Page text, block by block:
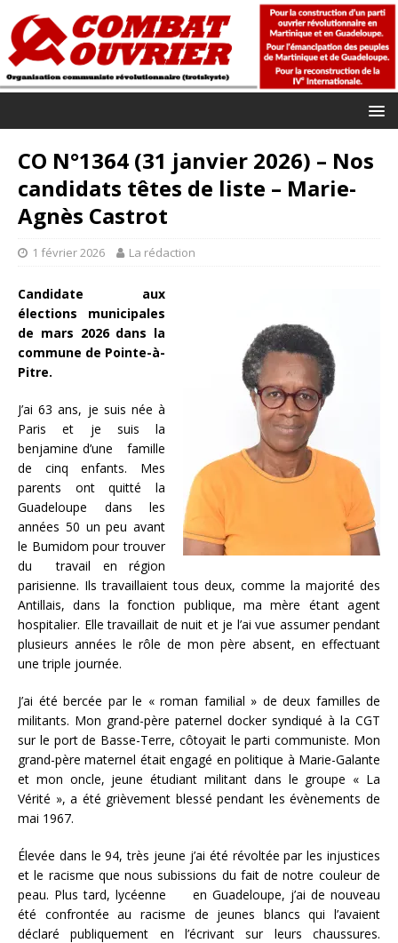
CO N°1364 (31 janvier 2026) – Nos
candidats têtes de liste – Marie-
Agnès Castrot
1 février 2026 La rédaction
Candidate aux
élections municipales
de mars 2026 dans la
commune de Pointe-à-
Pitre.
J’ai 63 ans, je suis née à
Paris et je suis la
benjamine d’une famille
de cinq enfants. Mes
parents ont quitté la
Guadeloupe dans les
années 50 un peu avant
le Bumidom pour trouver
du travail en région
parisienne. Ils travaillaient tous deux, comme la majorité des
Antillais, dans la fonction publique, ma mère étant agent
hospitalier. Elle travaillait de nuit et je l’ai vue assumer pendant
plusieurs années le rôle de mon père absent, en effectuant
une triple journée.
J’ai été bercée par le « roman familial » de deux familles de
militants. Mon grand-père paternel docker syndiqué à la CGT
sur le port de Basse-Terre, côtoyait le parti communiste. Mon
grand-père maternel était engagé en politique à Marie-Galante
et mon oncle, jeune étudiant militant dans le groupe « La
Vérité », a été grièvement blessé pendant les évènements de
mai 1967.
Élevée dans le 94, très jeune j’ai été révoltée par les injustices
et le racisme que nous subissions du fait de notre couleur de
peau. Plus tard, lycéenne en Guadeloupe, j’ai de nouveau
été confrontée au racisme de jeunes blancs qui l’avaient
déclaré publiquement en l’écrivant sur leurs chaussures.